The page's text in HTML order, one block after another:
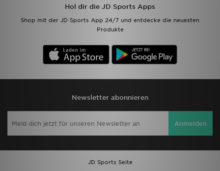
Hol dir die JD Sports Apps
Shop mit der JD Sports App 24/7 und entdecke die neuesten
Produkte
Newsletter abonnieren
Anmelden
JD Sports Seite